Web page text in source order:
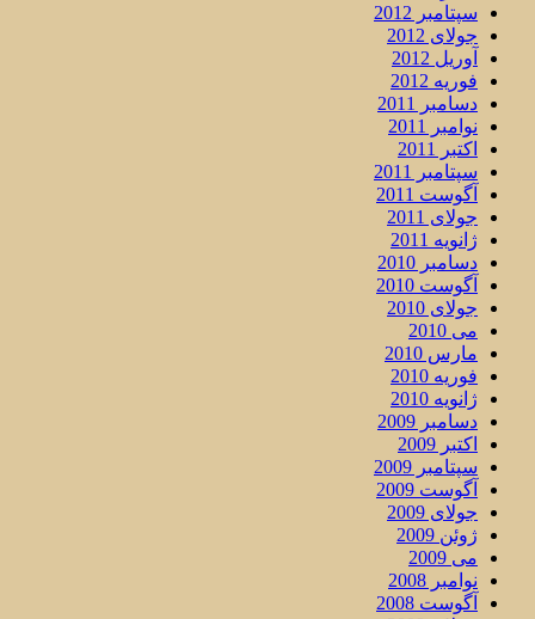
سپتامبر 2012
جولای 2012
آوریل 2012
فوریه 2012
دسامبر 2011
نوامبر 2011
اکتبر 2011
سپتامبر 2011
آگوست 2011
جولای 2011
ژانویه 2011
دسامبر 2010
آگوست 2010
جولای 2010
می 2010
مارس 2010
فوریه 2010
ژانویه 2010
دسامبر 2009
اکتبر 2009
سپتامبر 2009
آگوست 2009
جولای 2009
ژوئن 2009
می 2009
نوامبر 2008
آگوست 2008